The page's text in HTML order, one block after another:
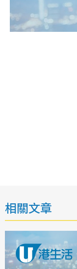
相關文章